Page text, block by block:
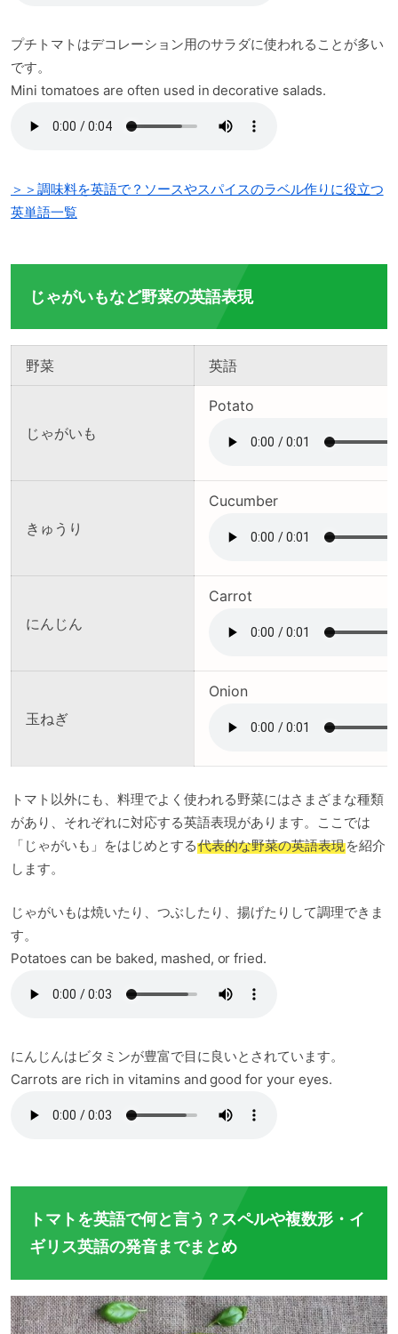
プチトマトはデコレーション用のサラダに使われることが多い
です。
Mini tomatoes are often used in decorative salads.
＞＞調味料を英語で？ソースやスパイスのラベル作りに役立つ
英単語一覧
じゃがいもなど野菜の英語表現
野菜 英語
じゃがいも
Potato
きゅうり
Cucumber
にんじん
Carrot
玉ねぎ
Onion
トマト以外にも、料理でよく使われる野菜にはさまざまな種類
があり、それぞれに対応する英語表現があります。ここでは
「じゃがいも」をはじめとする代表的な野菜の英語表現を紹介
します。
じゃがいもは焼いたり、つぶしたり、揚げたりして調理できま
す。
Potatoes can be baked, mashed, or fried.
にんじんはビタミンが豊富で目に良いとされています。
Carrots are rich in vitamins and good for your eyes.
トマトを英語で何と言う？スペルや複数形・イ
ギリス英語の発音までまとめ